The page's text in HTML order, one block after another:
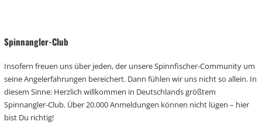
Spinnangler-Club
Insofern freuen uns über jeden, der unsere Spinnfischer-Community um
seine Angelerfahrungen bereichert. Dann fühlen wir uns nicht so allein. In
diesem Sinne: Herzlich willkommen in Deutschlands größtem
Spinnangler-Club. Über 20.000 Anmeldungen können nicht lügen – hier
bist Du richtig!